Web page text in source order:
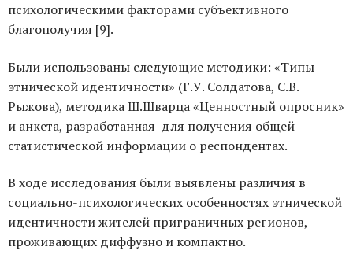
психологическими факторами субъективного
благополучия [9].
Были использованы следующие методики: «Типы
этнической идентичности» (Г.У. Солдатова, С.В.
Рыжова), методика Ш.Шварца «Ценностный опросник»
и анкета, разработанная для получения общей
статистической информации о респондентах.
В ходе исследования были выявлены различия в
социально-психологических особенностях этнической
идентичности жителей приграничных регионов,
проживающих диффузно и компактно.